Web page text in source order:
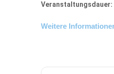
Veranstaltungsdauer:
Weitere